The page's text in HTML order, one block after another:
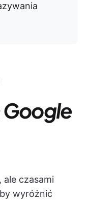
ale czasami
wyróżnić